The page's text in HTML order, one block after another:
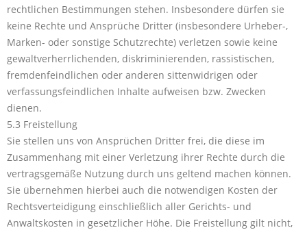
rechtlichen Bestimmungen stehen. Insbesondere dürfen sie
keine Rechte und Ansprüche Dritter (insbesondere Urheber-,
Marken- oder sonstige Schutzrechte) verletzen sowie keine
gewaltverherrlichenden, diskriminierenden, rassistischen,
fremdenfeindlichen oder anderen sittenwidrigen oder
verfassungsfeindlichen Inhalte aufweisen bzw. Zwecken
dienen.
5.3 Freistellung
Sie stellen uns von Ansprüchen Dritter frei, die diese im
Zusammenhang mit einer Verletzung ihrer Rechte durch die
vertragsgemäße Nutzung durch uns geltend machen können.
Sie übernehmen hierbei auch die notwendigen Kosten der
Rechtsverteidigung einschließlich aller Gerichts- und
Anwaltskosten in gesetzlicher Höhe. Die Freistellung gilt nicht,